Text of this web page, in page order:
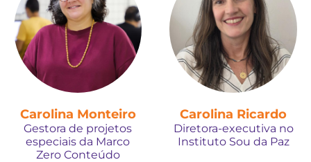
Carolina Monteiro
Gestora de projetos
especiais da Marco
Zero Conteúdo
Carolina Ricardo
Diretora-executiva no
Instituto Sou da Paz